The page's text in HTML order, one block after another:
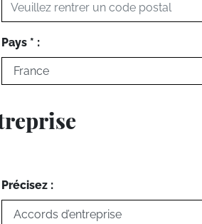
Pays * :
Précisez :